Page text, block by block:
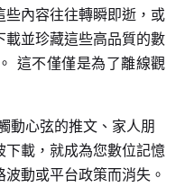
些內容往往轉瞬即逝，或
載並珍藏這些高品質的數
這不僅僅是為了離線觀
動心弦的推文、家人朋
下載，就成為您數位記憶
動或平台政策而消失。